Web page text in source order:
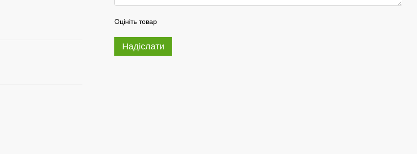
Оцініть товар
Надіслати